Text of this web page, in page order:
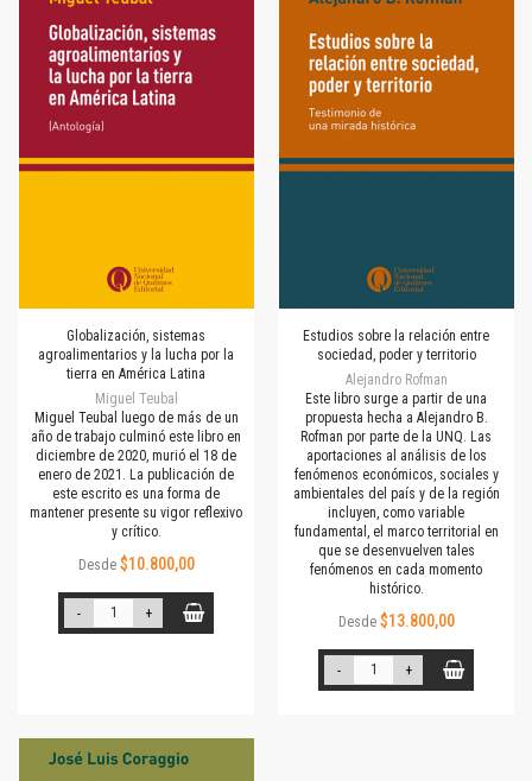
Globalización, sistemas
agroalimentarios y la lucha por la
tierra en América Latina
Miguel Teubal
Miguel Teubal luego de más de un
año de trabajo culminó este libro en
diciembre de 2020, murió el 18 de
enero de 2021. La publicación de
este escrito es una forma de
mantener presente su vigor reflexivo
y crítico.
Desde $10.800,00
- +
Estudios sobre la relación entre
sociedad, poder y territorio
Alejandro Rofman
Este libro surge a partir de una
propuesta hecha a Alejandro B.
Rofman por parte de la UNQ. Las
aportaciones al análisis de los
fenómenos económicos, sociales y
ambientales del país y de la región
incluyen, como variable
fundamental, el marco territorial en
que se desenvuelven tales
fenómenos en cada momento
histórico.
Desde $13.800,00
- +